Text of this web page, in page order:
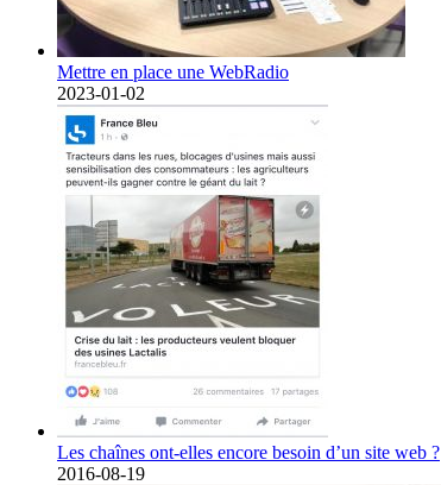
Mettre en place une WebRadio
2023-01-02
Les chaînes ont-elles encore besoin d’un site web ?
2016-08-19